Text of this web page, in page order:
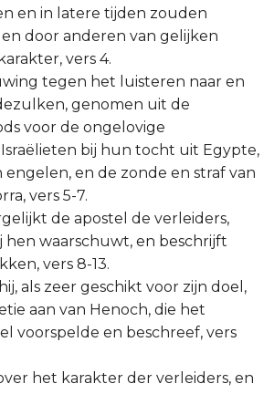
en in latere tijden zouden
door anderen van gelijken
vers 4.
tegen het luisteren naar en
genomen uit de
voor de ongelovige
bij hun tocht uit Egypte,
en de zonde en straf van
vers 5-7.
de apostel de verleiders,
waarschuwt, en beschrijft
vers 8-13.
als zeer geschikt voor zijn doel,
aan van Henoch, die het
voorspelde en beschreef, vers
het karakter der verleiders, en